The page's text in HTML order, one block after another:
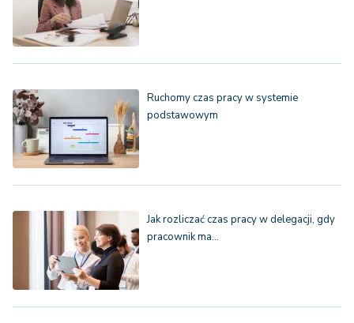
Ruchomy czas pracy w systemie
podstawowym
Jak rozliczać czas pracy w delegacji, gdy
pracownik ma…